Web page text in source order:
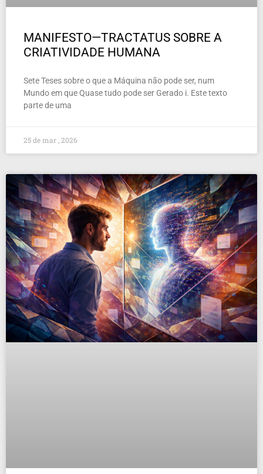
MANIFESTO—TRACTATUS SOBRE A
CRIATIVIDADE HUMANA
Sete Teses sobre o que a Máquina não pode ser, num
Mundo em que Quase tudo pode ser Gerado i. Este texto
parte de uma
25 de mar , 2026